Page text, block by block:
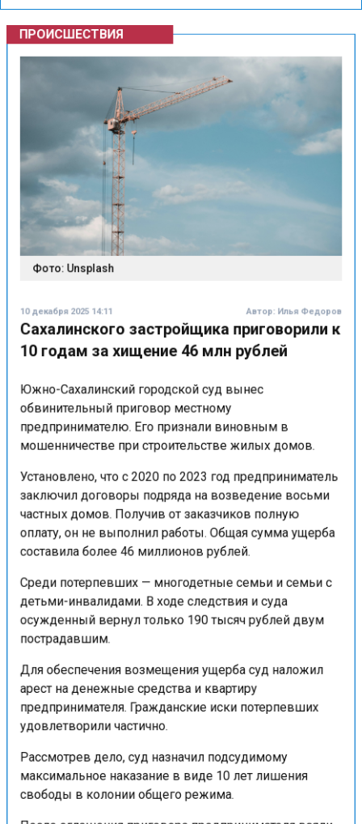
ПРОИСШЕСТВИЯ
Фото: Unsplash
Сахалинского застройщика приговорили к
10 годам за хищение 46 млн рублей
обвинительный приговор местному
предпринимателю. Его признали виновным в
мошенничестве при строительстве жилых домов.
Установлено, что с 2020 по 2023 год предприниматель
заключил договоры подряда на возведение восьми
частных домов. Получив от заказчиков полную
оплату, он не выполнил работы. Общая сумма ущерба
составила более 46 миллионов рублей.
Среди потерпевших — многодетные семьи и семьи с
детьми-инвалидами. В ходе следствия и суда
осужденный вернул только 190 тысяч рублей двум
пострадавшим.
Для обеспечения возмещения ущерба суд наложил
арест на денежные средства и квартиру
предпринимателя. Гражданские иски потерпевших
удовлетворили частично.
Рассмотрев дело, суд назначил подсудимому
максимальное наказание в виде 10 лет лишения
свободы в колонии общего режима.